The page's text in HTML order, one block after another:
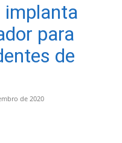
implanta
para
de
de 2020